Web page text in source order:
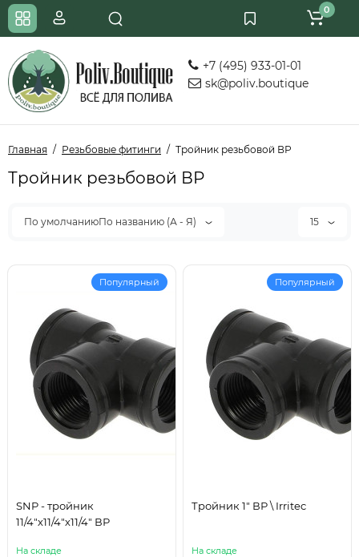
+7 (495) 933-01-01
sk@poliv.boutique
0
Главная Резьбовые фитинги Тройник резьбовой ВР
Тройник резьбовой ВР
По умолчаниюПо названию (А - Я) 15
Популярный
SNP - тройник
11/4"х11/4"х11/4" ВР
На складе
Популярный
Тройник 1" ВР \ Irritec
На складе